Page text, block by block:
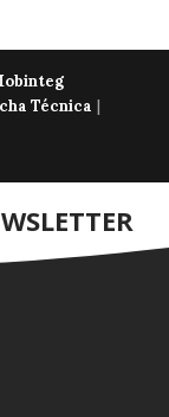
Técnica |